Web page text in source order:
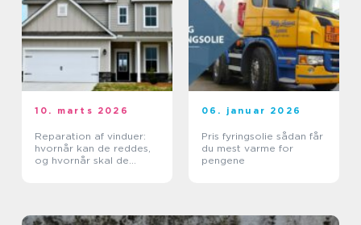
10. marts 2026
Reparation af vinduer:
hvornår kan de reddes,
og hvornår skal de
06. januar 2026
Pris fyringsolie sådan får
du mest varme for
pengene